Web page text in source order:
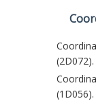
(2D072).
(1D056).